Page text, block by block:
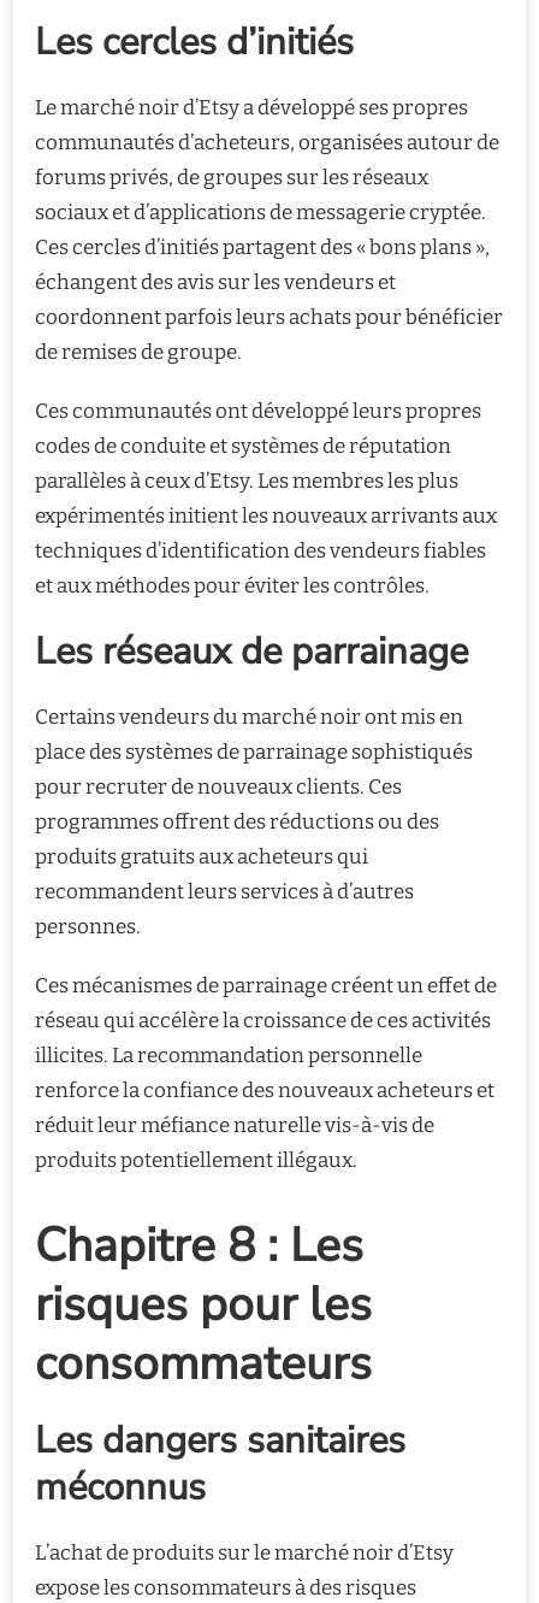
Les cercles d’initiés
Le marché noir d’Etsy a développé ses propres
communautés d’acheteurs, organisées autour de
forums privés, de groupes sur les réseaux
sociaux et d’applications de messagerie cryptée.
Ces cercles d’initiés partagent des « bons plans »,
échangent des avis sur les vendeurs et
coordonnent parfois leurs achats pour bénéficier
de remises de groupe.
Ces communautés ont développé leurs propres
codes de conduite et systèmes de réputation
parallèles à ceux d’Etsy. Les membres les plus
expérimentés initient les nouveaux arrivants aux
techniques d’identification des vendeurs fiables
et aux méthodes pour éviter les contrôles.
Les réseaux de parrainage
Certains vendeurs du marché noir ont mis en
place des systèmes de parrainage sophistiqués
pour recruter de nouveaux clients. Ces
programmes offrent des réductions ou des
produits gratuits aux acheteurs qui
recommandent leurs services à d’autres
personnes.
Ces mécanismes de parrainage créent un effet de
réseau qui accélère la croissance de ces activités
illicites. La recommandation personnelle
renforce la confiance des nouveaux acheteurs et
réduit leur méfiance naturelle vis-à-vis de
produits potentiellement illégaux.
Chapitre 8 : Les
risques pour les
consommateurs
Les dangers sanitaires
méconnus
L’achat de produits sur le marché noir d’Etsy
expose les consommateurs à des risques